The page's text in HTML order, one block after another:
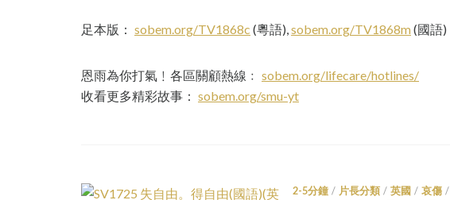
足本版： sobem.org/TV1868c (粵語),sobem.org/TV1868m(國語)
恩雨為你打氣﹗各區關顧熱線﹕ sobem.org/lifecare/hotlines/
收看更多精彩故事： sobem.org/smu-yt
2-5分鐘 / 片長分類 / 英國 / 哀傷 /